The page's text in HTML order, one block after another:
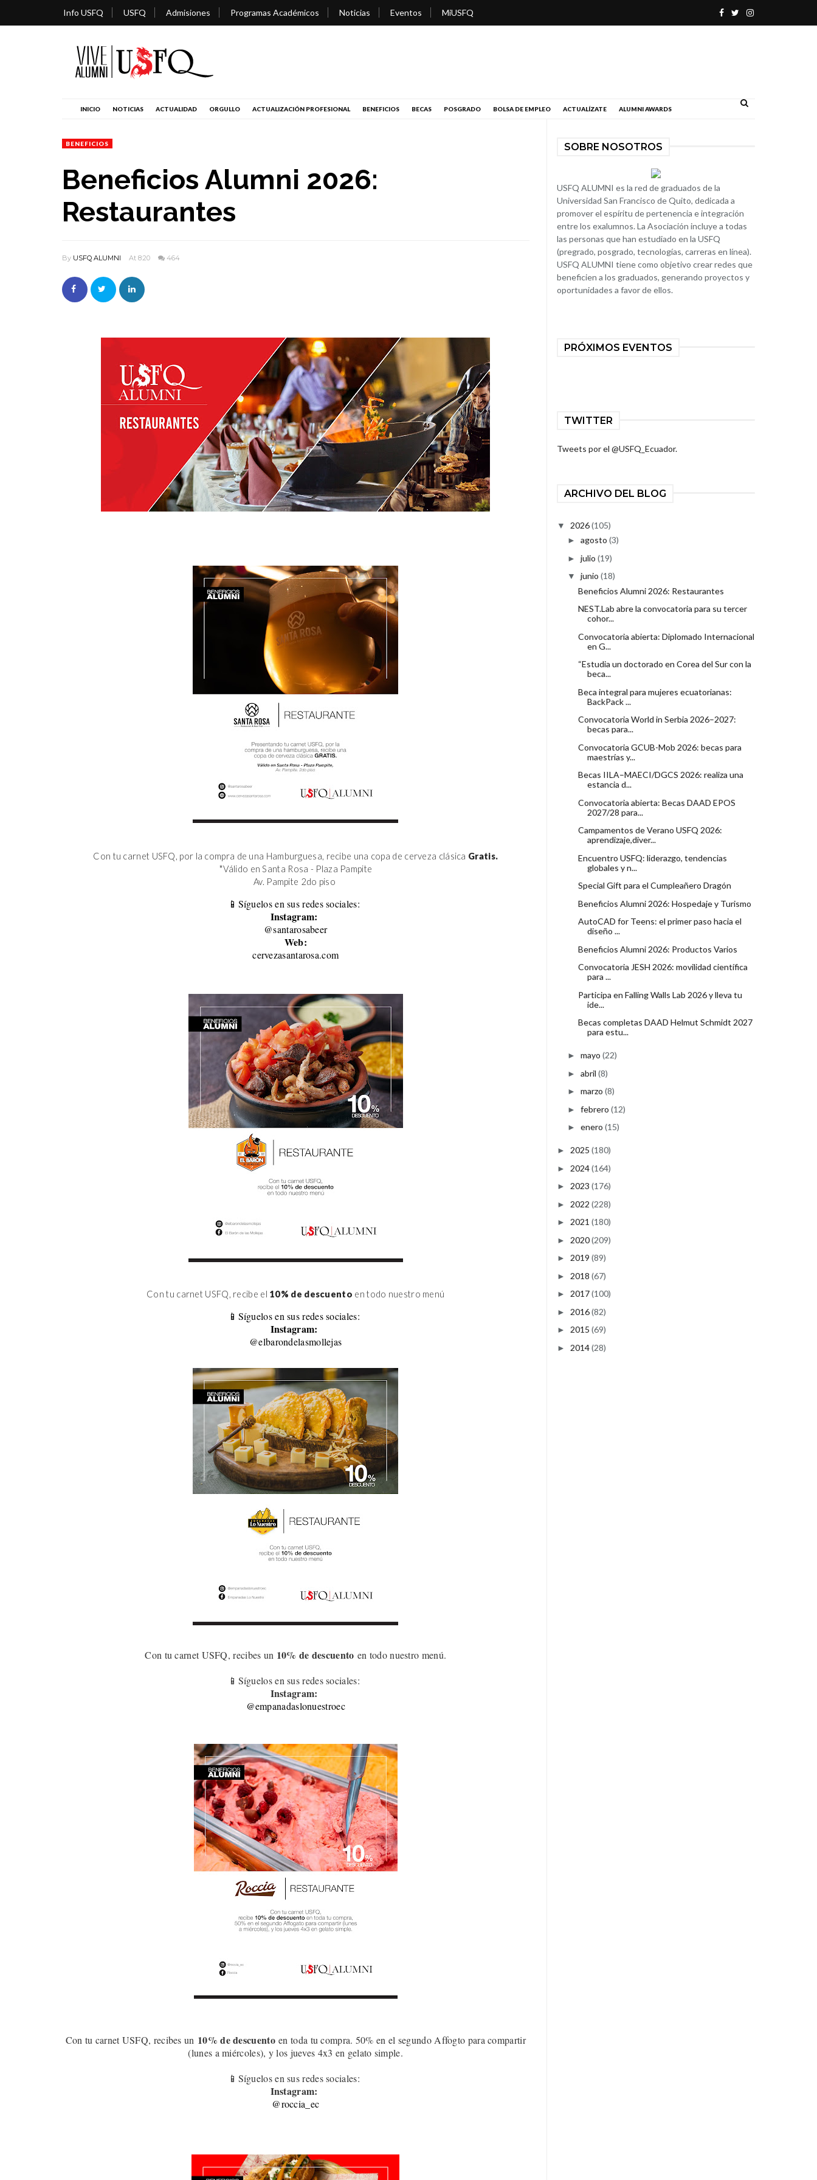
Info USFQ USFQ Admisiones Programas Académicos Noticias Eventos MiUSFQ
INICIO NOTICIAS ACTUALIDAD ORGULLO ACTUALIZACIÓN PROFESIONAL BENEFICIOS BECAS POSGRADO BOLSA DE EMPLEO ACTUALÍZATE ALUMNI AWARDS
BENEFICIOS
Beneficios Alumni 2026:
Restaurantes
By USFQ ALUMNI At 8:20 464
Con tu carnet USFQ, por la compra de una Hamburguesa, recibe una copa de cerveza clásica Gratis.
*Válido en Santa Rosa - Plaza Pampite
Av. Pampite 2do piso
📱Síguelos en sus redes sociales:
Instagram:
@santarosabeer
Web:
cervezasantarosa.com
Con tu carnet USFQ, recibe el 10% de descuento en todo nuestro menú
📱Síguelos en sus redes sociales:
Instagram:
@elbarondelasmollejas
Con tu carnet USFQ, recibes un 10% de descuento en todo nuestro menú.
📱Síguelos en sus redes sociales:
Instagram:
@empanadaslonuestroec
Con tu carnet USFQ, recibes un 10% de descuentoen toda tu compra. 50% en el segundo Affogto para compartir
(lunes a miércoles), y los jueves 4x3 en gelato simple.
📱Síguelos en sus redes sociales:
Instagram:
@roccia_ec
SOBRE NOSOTROS
USFQ ALUMNI es la red de graduados de la
Universidad San Francisco de Quito, dedicada a
promover el espíritu de pertenencia e integración
entre los exalumnos. La Asociación incluye a todas
las personas que han estudiado en la USFQ
(pregrado, posgrado, tecnologías, carreras en línea).
USFQ ALUMNI tiene como objetivo crear redes que
beneficien a los graduados, generando proyectos y
oportunidades a favor de ellos.
PRÓXIMOS EVENTOS
TWITTER
Tweets por el @USFQ_Ecuador.
ARCHIVO DEL BLOG
▼ 2026(105)
► agosto (3)
► julio (19)
▼ junio (18)
Beneficios Alumni 2026: Restaurantes
NEST.Lab abre la convocatoria para su tercer
cohor...
Convocatoria abierta: Diplomado Internacional
en G...
“Estudia un doctorado en Corea del Sur con la
beca...
Beca integral para mujeres ecuatorianas:
BackPack ...
Convocatoria World in Serbia 2026–2027:
becas para...
Convocatoria GCUB-Mob 2026: becas para
maestrías y...
Becas IILA–MAECI/DGCS 2026: realiza una
estancia d...
Convocatoria abierta: Becas DAAD EPOS
2027/28 para...
Campamentos de Verano USFQ 2026:
aprendizaje,diver...
Encuentro USFQ: liderazgo, tendencias
globales y n...
Special Gift para el Cumpleañero Dragón
Beneficios Alumni 2026: Hospedaje y Turismo
AutoCAD for Teens: el primer paso hacia el
diseño ...
Beneficios Alumni 2026: Productos Varios
Convocatoria JESH 2026: movilidad científica
para ...
Participa en Falling Walls Lab 2026 y lleva tu
ide...
Becas completas DAAD Helmut Schmidt 2027
para estu...
► mayo (22)
► abril (8)
► marzo (8)
► febrero (12)
► enero (15)
► 2025 (180)
► 2024(164)
► 2023 (176)
► 2022 (228)
► 2021 (180)
► 2020(209)
► 2019 (89)
► 2018 (67)
► 2017(100)
► 2016(82)
► 2015 (69)
► 2014(28)